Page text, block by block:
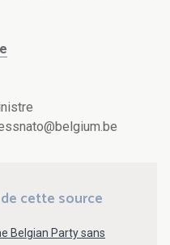
cette source
Belgian Party sans